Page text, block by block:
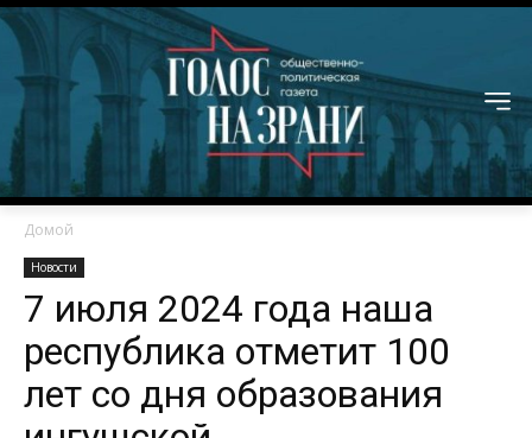
Домой
Новости
7 июля 2024 года наша
республика отметит 100
лет со дня образования